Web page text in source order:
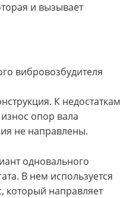
и вызывает
вибровозбудителя
К недостаткам
опор вала
не направлены.
одновального
В нем используется
который направляет